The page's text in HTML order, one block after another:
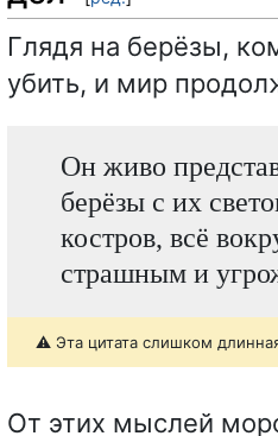
Глядя на берёзы,
убить, и мир
Он живо
берёзы с их
костров, всё
страшным и
⚠️ Эта цитата слишком
От этих мыслей